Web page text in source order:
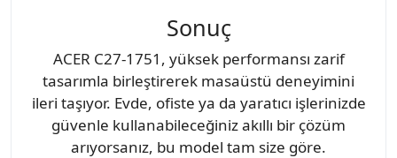
Sonuç
ACER C27-1751, yüksek performansı zarif
tasarımla birleştirerek masaüstü deneyimini
ileri taşıyor. Evde, ofiste ya da yaratıcı işlerinizde
güvenle kullanabileceğiniz akıllı bir çözüm
arıyorsanız, bu model tam size göre.